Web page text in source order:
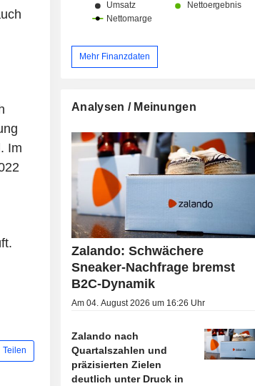
Im
Teilen
Mehr Finanzdaten
Analysen / Meinungen
Zalando: Schwächere
Sneaker-Nachfrage bremst
B2C-Dynamik
Am 04. August 2026 um 16:26 Uhr
Zalando nach
Quartalszahlen und
präzisierten Zielen
deutlich unter Druck in